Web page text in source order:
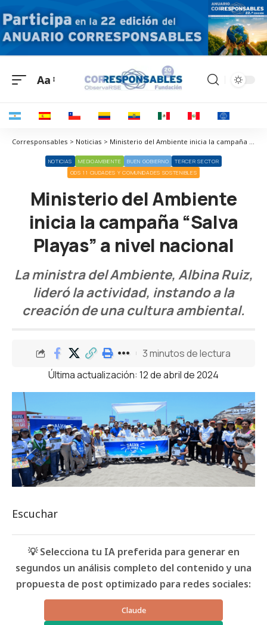
Aa
Corresponsables > Noticias > Ministerio del Ambiente inicia la campaña “Salva Playas” a nivel nacional
NOTICIAS MEDIOAMBIENTE BUEN GOBIERNO
TERCER SECTOR
ODS 11 CIUDADES Y COMUNIDADES SOSTENIBLES
Ministerio del Ambiente
inicia la campaña “Salva
Playas” a nivel nacional
La ministra del Ambiente, Albina Ruiz,
lideró la actividad, instando a la
creación de una cultura ambiental.
Última actualización: 12 de abril de 2024
3 minutos de lectura
Escuchar
💡 Selecciona tu IA preferida para generar en
segundos un análisis completo del contenido y una
propuesta de post optimizado para redes sociales:
Claude